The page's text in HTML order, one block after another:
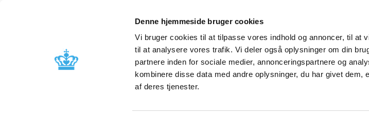
Denne hjemmeside bruger cookies
Vi bruger cookies til at tilpasse vores indhold og annoncer, til at
til at analysere vores trafik. Vi deler også oplysninger om din
partnere inden for sociale medier, annonceringspartnere og
kombinere disse data med andre oplysninger, du har givet dem,
af deres tjenester.
Godkendelse og
Bivirkninger og
produktinformation
Tilskud og